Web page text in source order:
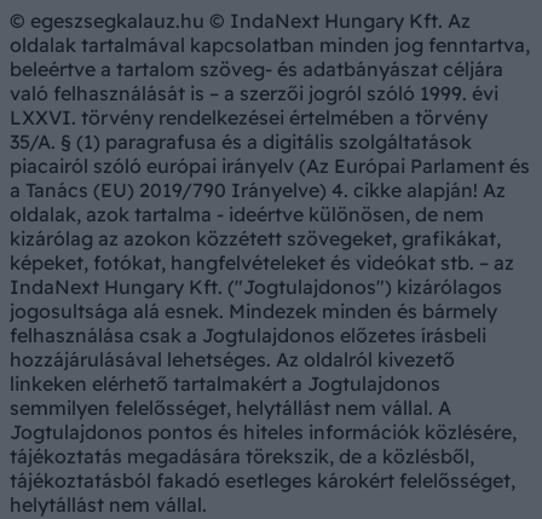
© egeszsegkalauz.hu © IndaNext Hungary Kft. Az
oldalak tartalmával kapcsolatban minden jog fenntartva,
beleértve a tartalom szöveg- és adatbányászat céljára
való felhasználását is – a szerzői jogról szóló 1999. évi
LXXVI. törvény rendelkezései értelmében a törvény
35/A. § (1) paragrafusa és a digitális szolgáltatások
piacairól szóló európai irányelv (Az Európai Parlament és
a Tanács (EU) 2019/790 Irányelve) 4. cikke alapján! Az
oldalak, azok tartalma - ideértve különösen, de nem
kizárólag az azokon közzétett szövegeket, grafikákat,
képeket, fotókat, hangfelvételeket és videókat stb. – az
IndaNext Hungary Kft. ("Jogtulajdonos") kizárólagos
jogosultsága alá esnek. Mindezek minden és bármely
felhasználása csak a Jogtulajdonos előzetes írásbeli
hozzájárulásával lehetséges. Az oldalról kivezető
linkeken elérhető tartalmakért a Jogtulajdonos
semmilyen felelősséget, helytállást nem vállal. A
Jogtulajdonos pontos és hiteles információk közlésére,
tájékoztatás megadására törekszik, de a közlésből,
tájékoztatásból fakadó esetleges károkért felelősséget,
helytállást nem vállal.